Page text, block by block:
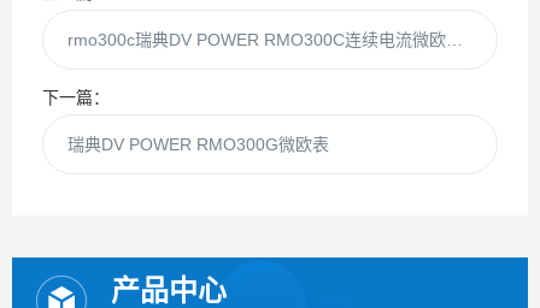
下一篇：
瑞典DV POWER RMO300G微欧表
产品中心